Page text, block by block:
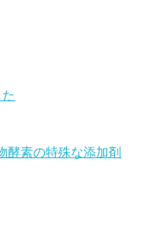
酵素の特殊な添加剤